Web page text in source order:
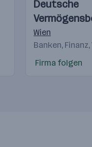
Innsbruck,Feldkirch
Videos
Deutsche
AG
Wien
Banken,
Firma folgen